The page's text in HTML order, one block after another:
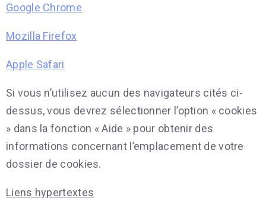
Google Chrome
Mozilla Firefox
Apple Safari
Si vous n’utilisez aucun des navigateurs cités ci-
dessus, vous devrez sélectionner l’option « cookies
» dans la fonction « Aide » pour obtenir des
informations concernant l’emplacement de votre
dossier de cookies.
Liens hypertextes